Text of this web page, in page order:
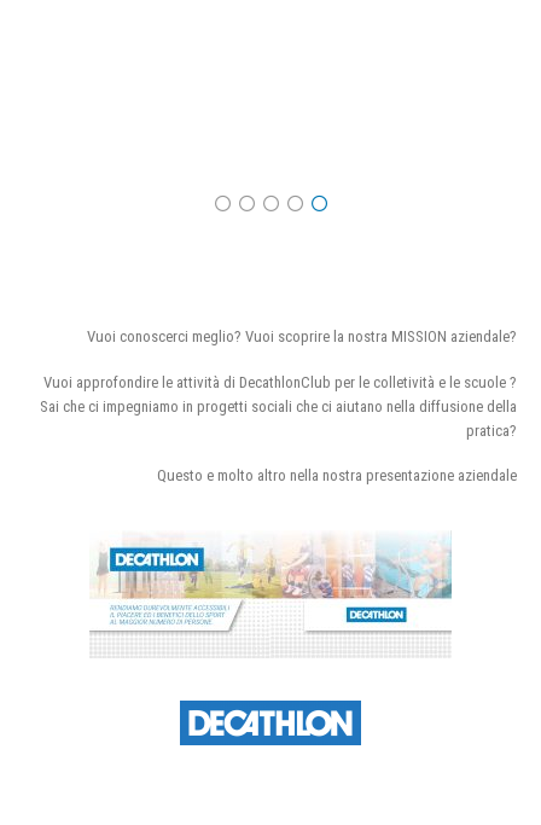
Vuoi conoscerci meglio? Vuoi scoprire la nostra MISSION aziendale?
Vuoi approfondire le attività di DecathlonClub per le colletività e le scuole ?
Sai che ci impegniamo in progetti sociali che ci aiutano nella diffusione della
pratica?
Questo e molto altro nella nostra presentazione aziendale